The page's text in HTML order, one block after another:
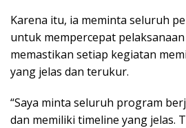
Karena itu, ia meminta seluruh
untuk mempercepat
memastikan setiap kegiatan
yang jelas dan terukur.
“Saya minta seluruh program
dan memiliki timeline yang jelas.